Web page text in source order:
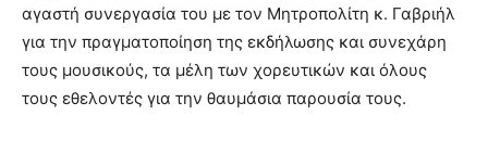
αγαστή συνεργασία του με τον Μητροπολίτη κ. Γαβριήλ
για την πραγματοποίηση της εκδήλωσης και συνεχάρη
τους μουσικούς, τα μέλη των χορευτικών και όλους
τους εθελοντές για την θαυμάσια παρουσία τους.